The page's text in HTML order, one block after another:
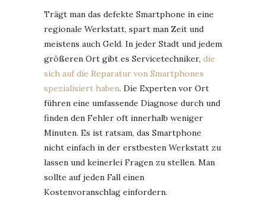
Trägt man das defekte Smartphone in eine
regionale Werkstatt, spart man Zeit und
meistens auch Geld. In jeder Stadt und jedem
größeren Ort gibt es Servicetechniker, die
sich auf die Reparatur von Smartphones
spezialisiert haben. Die Experten vor Ort
führen eine umfassende Diagnose durch und
finden den Fehler oft innerhalb weniger
Minuten. Es ist ratsam, das Smartphone
nicht einfach in der erstbesten Werkstatt zu
lassen und keinerlei Fragen zu stellen. Man
sollte auf jeden Fall einen
Kostenvoranschlag einfordern.